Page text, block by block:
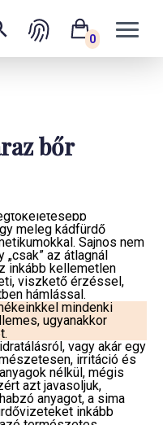
0
bőr
meleg kádfürdő
Sajnos nem
„csak” az átlagnál
inkább kellemetlen
viszkető érzéssel,
hámlással.
mindenki
ugyanakkor
vagy akár egy
irritáció és
nélkül, mégis
azt javasoljuk,
anyagot, a sima
inkább